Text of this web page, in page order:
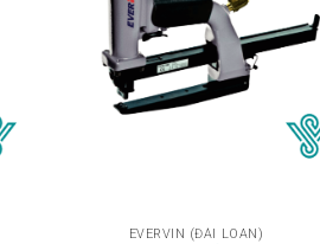
EVERVIN (ĐÀI LOAN)